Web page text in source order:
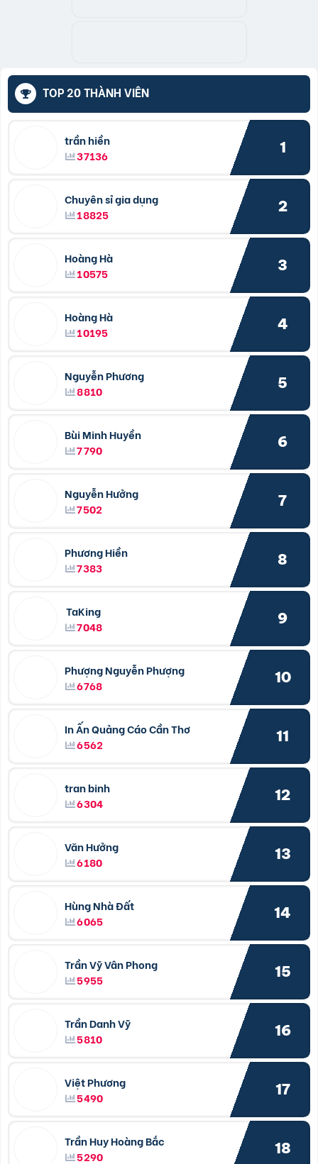
TOP 20 THÀNH VIÊN
trần hiền
37136
1
Chuyên sỉ gia dụng
18825
2
Hoàng Hà
10575
3
Hoàng Hà
10195
4
Nguyễn Phương
8810
5
Bùi Minh Huyền
7790
6
Nguyễn Hưởng
7502
7
Phương Hiền
7383
8
TaKing
7048
9
Phượng Nguyễn Phượng
6768
10
In Ấn Quảng Cáo Cần Thơ
6562
11
tran binh
6304
12
Văn Hưởng
6180
13
Hùng Nhà Đất
6065
14
Trần Vỹ Vân Phong
5955
15
Trần Danh Vỹ
5810
16
Việt Phương
5490
17
Trần Huy Hoàng Bắc
5290
18